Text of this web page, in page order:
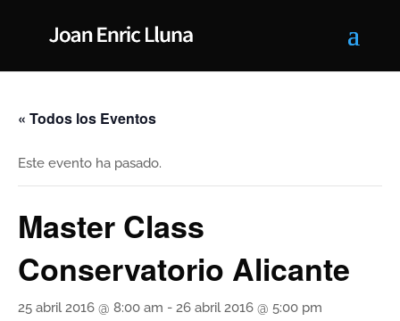
« Todos los Eventos
Este evento ha pasado.
Master Class
Conservatorio Alicante
25 abril 2016 @ 8:00 am - 26 abril 2016 @ 5:00 pm